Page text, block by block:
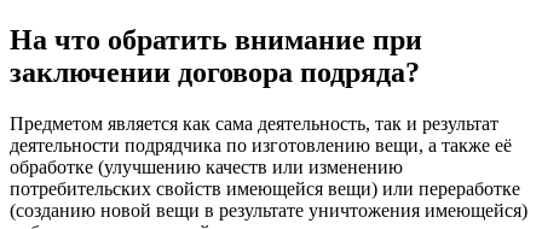
На что обратить внимание при
заключении договора подряда?
Предметом является как сама деятельность, так и результат
деятельности подрядчика по изготовлению вещи, а также её
обработке (улучшению качеств или изменению
потребительских свойств имеющейся вещи) или переработке
(созданию новой вещи в результате уничтожения имеющейся)